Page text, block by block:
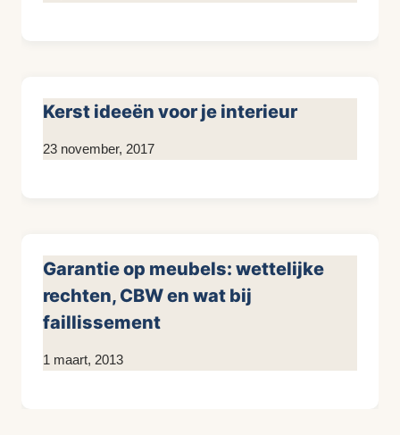
Kerst ideeën voor je interieur
Door
23 november, 2017
Garantie op meubels: wettelijke
rechten, CBW en wat bij
faillissement
Door
1 maart, 2013